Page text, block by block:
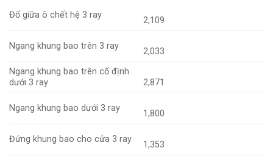
Đố giữa ô chết hệ 3 ray
2,109
Ngang khung bao trên 3 ray
2,033
Ngang khung bao trên cố định
dưới 3 ray
2,871
Ngang khung bao dưới 3 ray
1,800
Đứng khung bao cho cửa 3 ray
1,353